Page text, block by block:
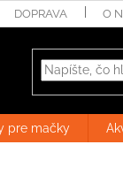
DOPRAVA O
pre mačky